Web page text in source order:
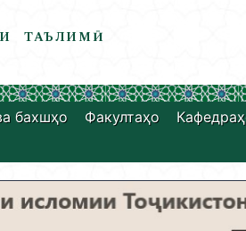
ТАЪЛИМӢ
бахшҳо Факултаҳо